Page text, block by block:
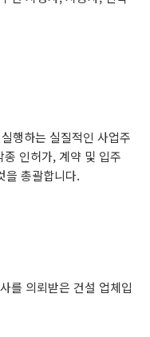
행하는 실질적인 사업주
인허가, 계약 및 입주
을 총괄합니다.
를 의뢰받은 건설 업체입